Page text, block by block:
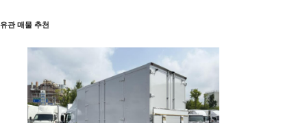
유관 매물 추천